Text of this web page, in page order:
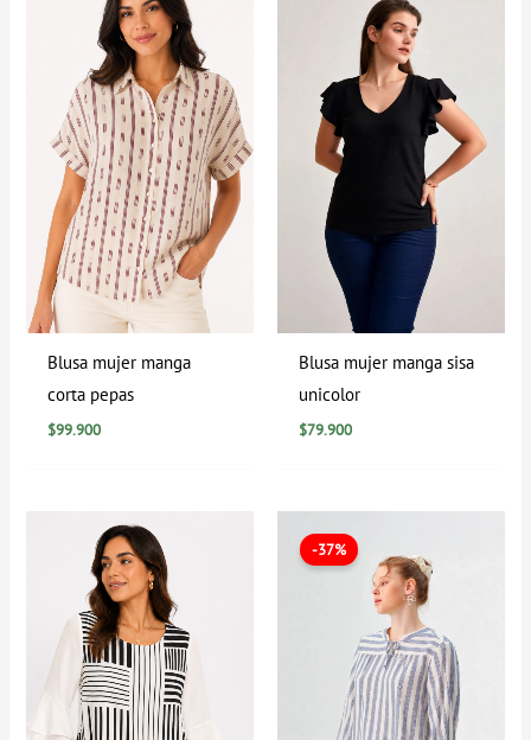
Blusa mujer manga
corta pepas
$99.900
Blusa mujer manga sisa
unicolor
$79.900
-37% precio
original
era:
$94.900.
actual
es:
$59.900.